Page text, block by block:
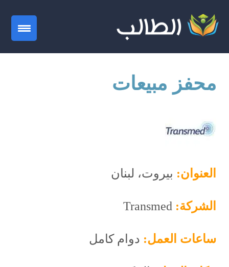
محفز مبيعات
العنوان: بيروت، لبنان
الشركة: Transmed
ساعات العمل: دوام كامل